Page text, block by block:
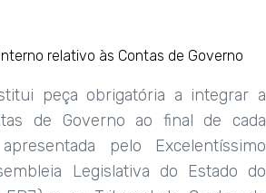
relativo às Contas de Governo
peça obrigatória a integrar a
de Governo ao final de cada
pelo Excelentíssimo
Legislativa do Estado do